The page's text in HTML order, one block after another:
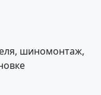
шиномонтаж,